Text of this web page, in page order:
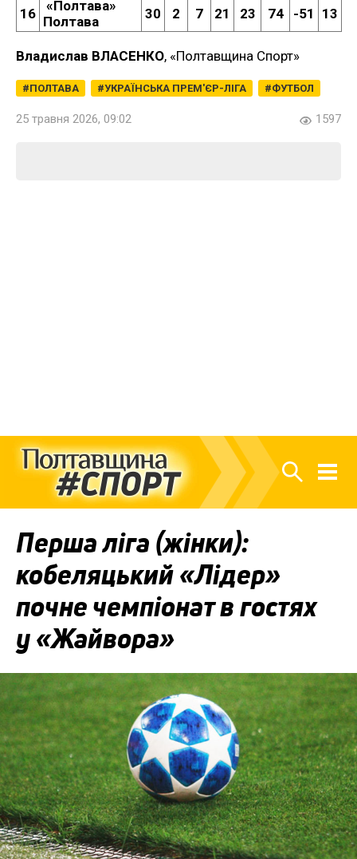
16
«Полтава»
Полтава
30 2 7 21 23 74 -51 13
Владислав ВЛАСЕНКО, «Полтавщина Спорт»
ПОЛТАВА УКРАЇНСЬКА ПРЕМ'ЄР-ЛІГА ФУТБОЛ
25 травня 2026, 09:02 1597
Перша ліга (жінки):
кобеляцький «Лідер»
почне чемпіонат в гостях
у «Жайвора»